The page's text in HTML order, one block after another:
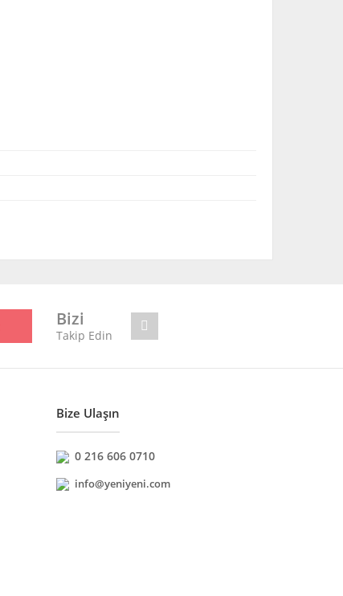
Bizi
Takip Edin
Bize Ulaşın
0 216 606 0710
info@yeniyeni.com